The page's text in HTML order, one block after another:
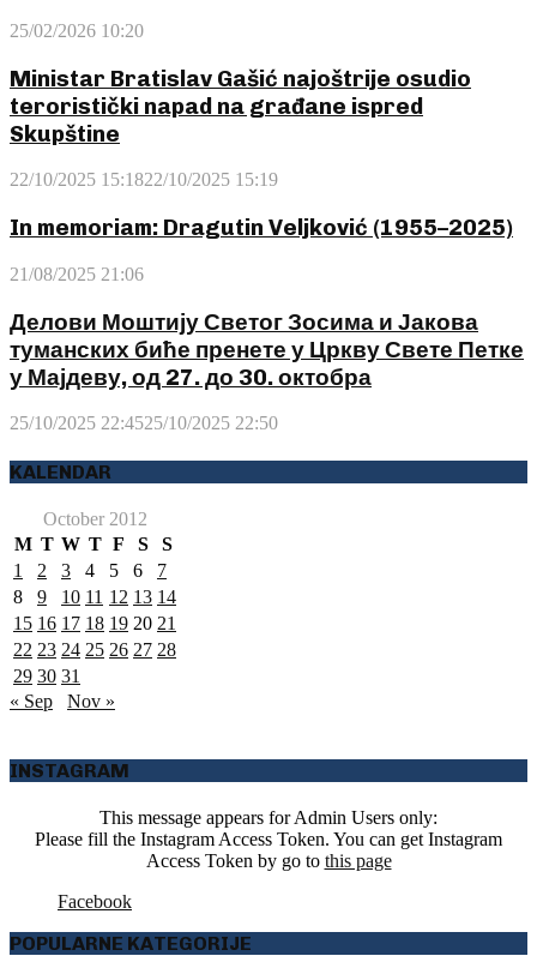
25/02/2026 10:20
Ministar Bratislav Gašić najoštrije osudio
teroristički napad na građane ispred
Skupštine
22/10/2025 15:1822/10/2025 15:19
In memoriam: Dragutin Veljković (1955–2025)
21/08/2025 21:06
Делови Моштију Светог Зосима и Јакова
туманских биће пренете у Цркву Свете Петке
у Мајдеву, од 27. до 30. октобра
25/10/2025 22:4525/10/2025 22:50
KALENDAR
October 2012
M T W T F S
S
1
2 3 4 5 6
7
8
9 10 11 12 13 14
15 16 17 18 19 20 21
22 23 24 25 26 27 28
29 30 31
« Sep
Nov »
INSTAGRAM
This message appears for Admin Users only:
Please fill the Instagram Access Token. You can get Instagram
Access Token by go to this page
Facebook
POPULARNE KATEGORIJE